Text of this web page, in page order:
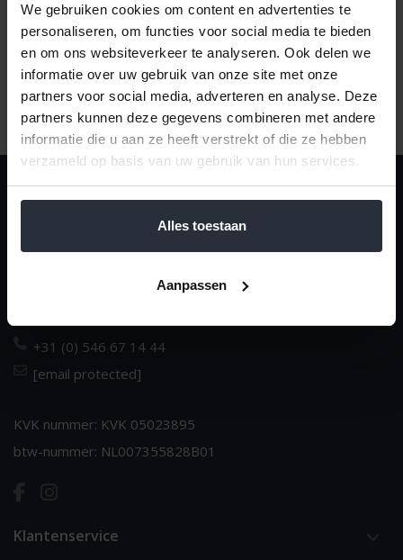
We gebruiken cookies om content en advertenties te
personaliseren, om functies voor social media te bieden
en om ons websiteverkeer te analyseren. Ook delen we
informatie over uw gebruik van onze site met onze
partners voor social media, adverteren en analyse. Deze
partners kunnen deze gegevens combineren met andere
informatie die u aan ze heeft verstrekt of die ze hebben
verzameld op basis van uw gebruik van hun services.
Alles toestaan
Aanpassen
van 't Ende
Dè huishoudspecialist sinds 1970
NL-7683 BJ Den Ham
+31 (0) 546 67 14 44
[email protected]
KVK nummer: KVK 05023895
btw-nummer: NL007355828B01
Klantenservice